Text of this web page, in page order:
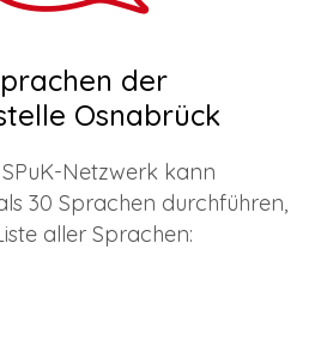
der
Osnabrück
Netzwerk kann
30 Sprachen durchführen,
aller Sprachen: